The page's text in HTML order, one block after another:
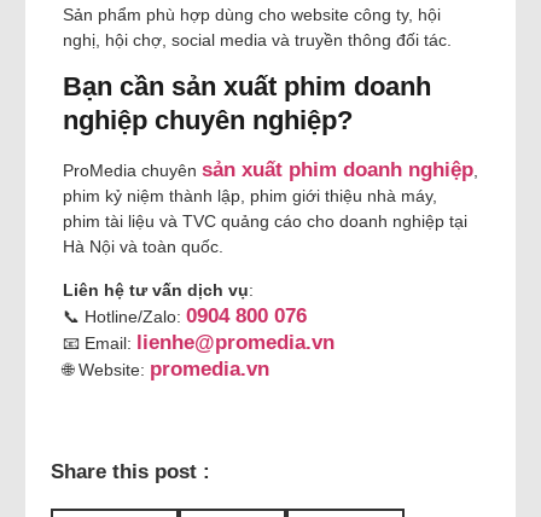
Sản phẩm phù hợp dùng cho website công ty, hội
nghị, hội chợ, social media và truyền thông đối tác.
Bạn cần sản xuất phim doanh
nghiệp chuyên nghiệp?
ProMedia chuyên sản xuất phim doanh nghiệp
phim kỷ niệm thành lập, phim giới thiệu nhà máy,
phim tài liệu và TVC quảng cáo cho doanh nghiệp tại
Hà Nội và toàn quốc.
Liên hệ tư vấn dịch vụ:
📞 Hotline/Zalo: 0904 800 076
📧 Email: lienhe@promedia.vn
🌐 Website: promedia.vn
Share this post :